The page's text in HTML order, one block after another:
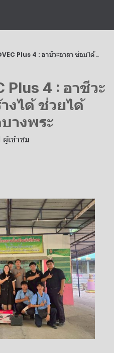
4 : อาชีวะอาสา ซ่อมได้ สร้างได้ ช่วยได้จริง" โรงเรียนวัดบางพระ
Plus 4 : อาชีวะ
งได้ ช่วยได้
บางพระ
ผู้เข้าชม